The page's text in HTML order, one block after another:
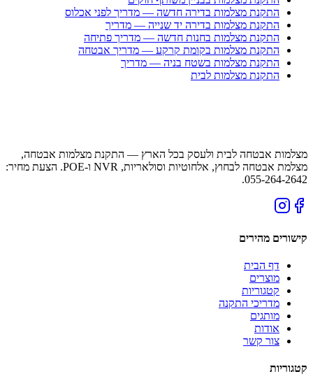
התקנת מצלמות בדירה חדשה — מדריך לפני אכלוס
התקנת מצלמות בדירה יד שנייה — מדריך
התקנת מצלמות בחנות חדשה — מדריך פתיחה
התקנת מצלמות בקומת קרקע — מדריך אבטחה
התקנת מצלמות בשטח בניה — מדריך
התקנת מצלמות לבית
מצלמות אבטחה לבית ולעסק בכל הארץ — התקנת מצלמות אבטחה,
מצלמת אבטחה לבחוץ, אלחוטיות וסולאריות, NVR ו-POE. הצעת מחיר:
055-264-2642.
קישורים מהירים
דף הבית
מוצרים
קטגוריות
מדריכי התקנה
מותגים
אודות
צור קשר
קטגוריות